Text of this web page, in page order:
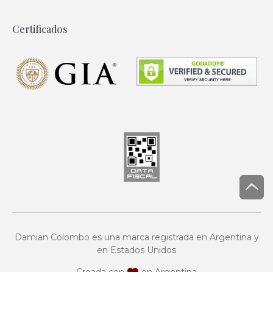
Certificados
Damian Colombo es una marca registrada en Argentina y
en Estados Unidos
Creada con
en Argentina